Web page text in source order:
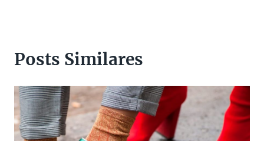
Posts Similares